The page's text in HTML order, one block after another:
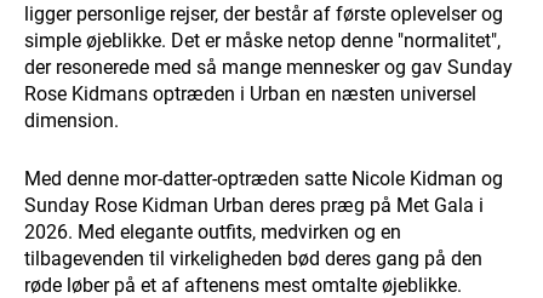
ligger personlige rejser, der består af første oplevelser og
simple øjeblikke. Det er måske netop denne "normalitet",
der resonerede med så mange mennesker og gav Sunday
Rose Kidmans optræden i Urban en næsten universel
dimension.
Med denne mor-datter-optræden satte Nicole Kidman og
Sunday Rose Kidman Urban deres præg på Met Gala i
2026. Med elegante outfits, medvirken og en
tilbagevenden til virkeligheden bød deres gang på den
røde løber på et af aftenens mest omtalte øjeblikke.